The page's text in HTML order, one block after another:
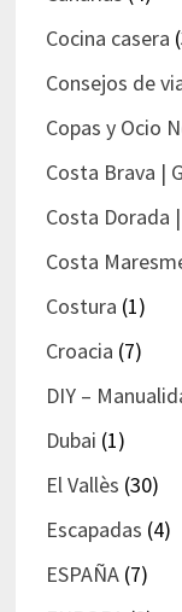
Cocina casera
Consejos de
Copas y Ocio
Costa Brava |
Costa Dorada
Costa
Costura (1)
Croacia (7)
DIY –
Dubai (1)
El Vallès (30)
Escapadas (4)
ESPAÑA(7)